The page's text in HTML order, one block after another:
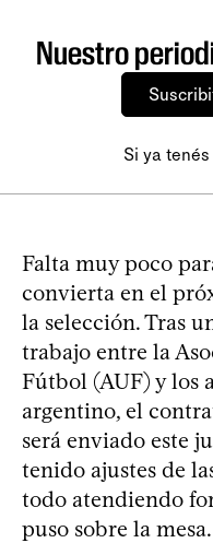
Nuestro
Si ya
Falta muy poco
convierta en el
la selección. Tras
trabajo entre la
Fútbol (AUF) y los
argentino, el
será enviado este
tenido ajustes de
todo atendiendo
puso sobre la